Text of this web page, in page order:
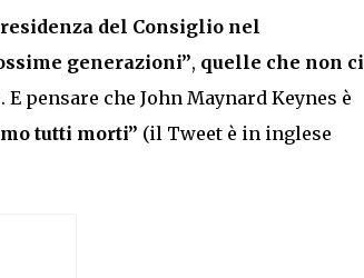
del Consiglio nel
generazioni”, quelle che non ci
. E pensare che John Maynard Keynes è
tutti morti” (il Tweet è in inglese